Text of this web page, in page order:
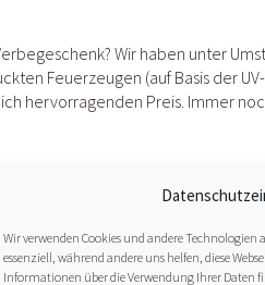
Wir verwenden Cookies und andere Technologien
essenziell, während andere uns helfen, diese
Informationen über die Verwendung Ihrer Daten
Wir haben unter
Feuerzeugen (auf Basis der
hervorragenden Preis. Immer